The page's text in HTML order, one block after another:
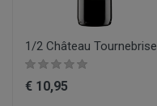
1/2 Château Tournebrise
€ 10,95